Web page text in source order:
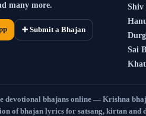
many more.
➕ Submit a Bhajan
Shiv
Sai
devotional bhajans online — Krishna
of bhajan lyrics for satsang, kirtan and